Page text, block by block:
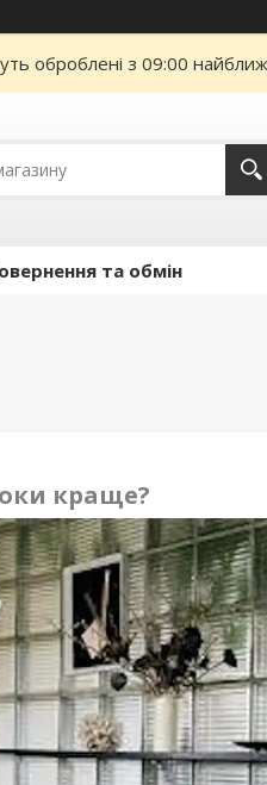
оброблені з 09:00
та обмін
краще?